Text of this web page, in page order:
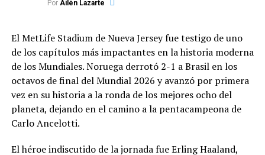
Liberación de 346 millones de dólares en fondos
multilaterales.
Naciones Unidas (ONU):Fondo de respuesta
rápida de 15 millones de dólares.
adicionales para asistir a 470.000 personas (entre
segura los haces de partículas que viajan casi a la
velocidad de la luz.
Aumento controlado de temperatura: Los
imanes del colisionador operan en un estado de
superconducción gracias al helio líquido que los
mantiene a
Por Ailén Lazarte
El MetLife Stadium de Nueva Jersey fue testigo de uno
de los capítulos más impactantes en la historia moderna
de los Mundiales.Noruega derrotó 2-1 a Brasil en los
octavos de final del Mundial 2026 y avanzó por primera
vez en su historia a la ronda de los mejores ocho del
planeta, dejando en el camino a la pentacampeona de
Carlo Ancelotti.
El héroe indiscutido de la jornada fue Erling Haaland,